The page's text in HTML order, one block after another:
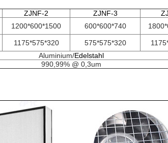
ZJNF-2 ZJNF-3
1200*600*1500 600*600*740
1175*575*320 575*575*320
Aluminium/Edelstahl
990,99% @ 0,3um